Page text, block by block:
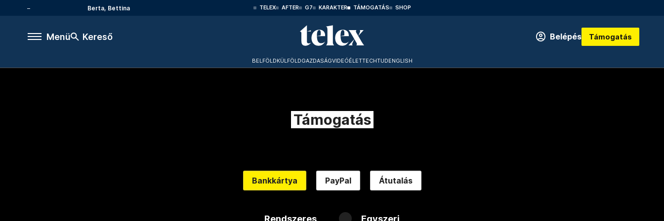
Berta, Bettina TELEX AFTER G7 KARAKTER TÁMOGATÁS SHOP
Menü Kereső Belépés Támogatás
BELFÖLDKÜLFÖLDGAZDASÁGVIDEÓÉLETTECHTUDENGLISH
Támogatás
Bankkártya PayPal Átutalás
Rendszeres Egyszeri